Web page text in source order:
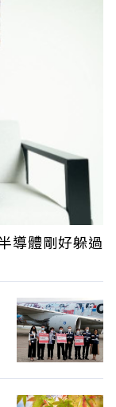
導體剛好躲過